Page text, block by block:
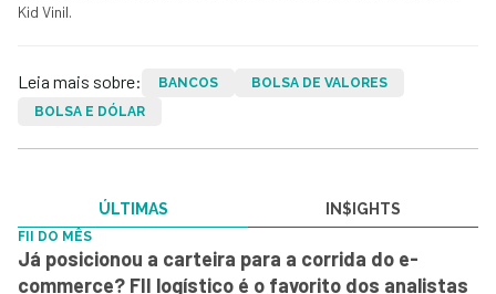
Kid Vinil.
Leia mais sobre: BANCOS
BOLSA DE VALORES
BOLSA E DÓLAR
ÚLTIMAS IN$IGHTS
FII DO MÊS
Já posicionou a carteira para a corrida do e-
commerce? FII logístico é o favorito dos analistas